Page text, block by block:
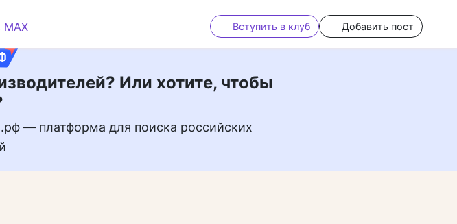
Или хотите, чтобы
— платформа для поиска российских
MAX Вступить в клуб Добавить пост